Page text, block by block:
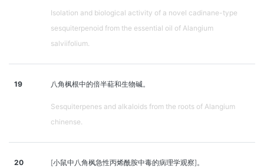
Isolation and biological activity of a novel cadinane-type
sesquiterpenoid from the essential oil of Alangium
salviifolium.
19 八角枫根中的倍半萜和生物碱。
Sesquiterpenes and alkaloids from the roots of Alangium
chinense.
20 [小鼠中八角枫急性丙烯酰胺中毒的病理学观察]。